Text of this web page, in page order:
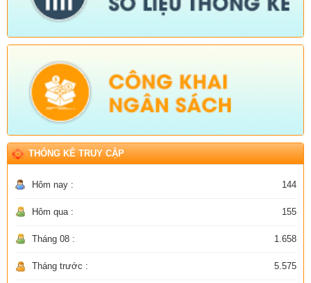
THỐNG KÊ TRUY CẬP
Hôm nay : 144
Hôm qua : 155
Tháng 08 : 1.658
Tháng trước : 5.575